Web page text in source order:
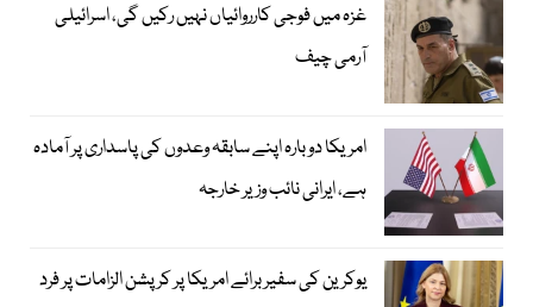
غزہ میں فوجی کارروائیاں نہیں رکیں گی، اسرائیلی
آرمی چیف
امریکا دوبارہ اپنے سابقہ وعدوں کی پاسداری پر آمادہ
ہے، ایرانی نائب وزیر خارجہ
یوکرین کی سفیر برائے امریکا پر کرپشن الزامات پر فرد